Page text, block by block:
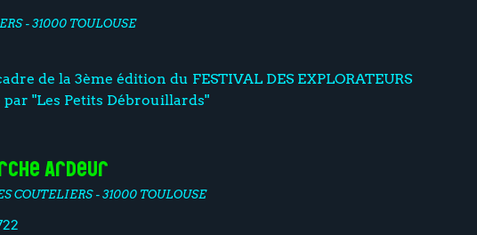
- 31000 TOULOUSE
de la 3ème édition du FESTIVAL DES EXPLORATEURS
par "Les Petits Débrouillards"
Ardeur
COUTELIERS - 31000 TOULOUSE